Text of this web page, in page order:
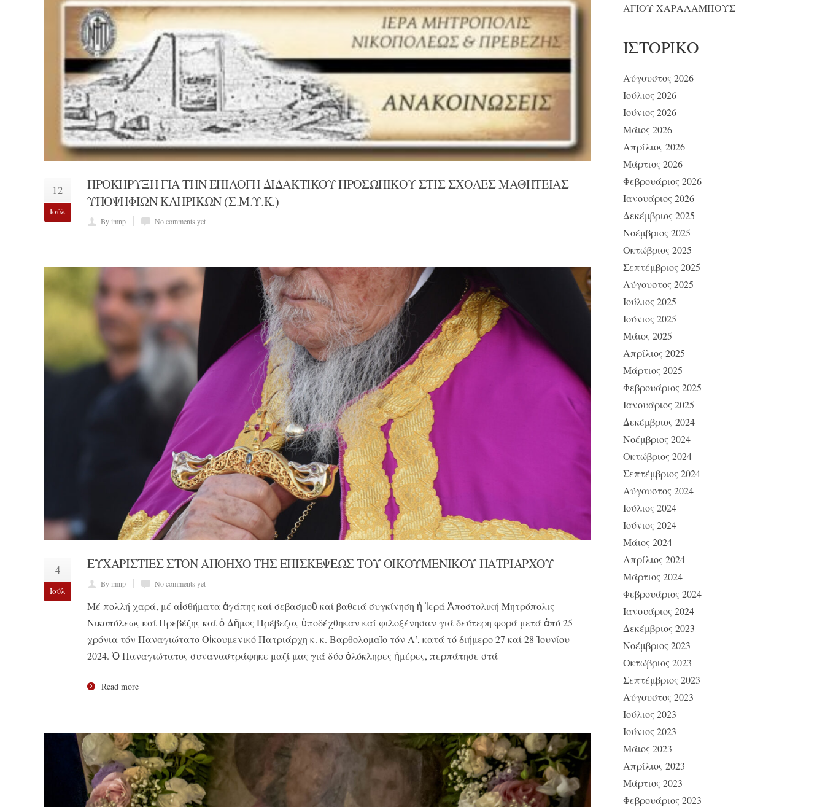
12
Ιούλ
ΠΡΟΚΗΡΥΞΗ ΓΙΑ ΤΗΝ ΕΠΙΛΟΓΗ ΔΙΔΑΚΤΙΚΟΥ ΠΡΟΣΩΠΙΚΟΥ ΣΤΙΣ ΣΧΟΛΕΣ ΜΑΘΗΤΕΙΑΣ
ΥΠΟΨΗΦΙΩΝ ΚΛΗΡΙΚΩΝ (Σ.Μ.Υ.Κ.)
By imnp No comments yet
4
Ιούλ
ΕΥΧΑΡΙΣΤΙΕΣ ΣΤΟΝ ΑΠΟΗΧΟ ΤΗΣ ΕΠΙΣΚΕΨΕΩΣ ΤΟΥ ΟΙΚΟΥΜΕΝΙΚΟΥ ΠΑΤΡΙΑΡΧΟΥ
By imnp No comments yet
Μέ πολλή χαρά, μέ αἰσθήματα ἀγάπης καί σεβασμοῦ καί βαθειά συγκίνηση ἡ Ἱερά Ἀποστολική Μητρόπολις
Νικοπόλεως καί Πρεβέζης καί ὁ Δῆμος Πρέβεζας ὑποδέχθηκαν καί φιλοξένησαν γιά δεύτερη φορά μετά ἀπό 25
χρόνια τόν Παναγιώτατο Οἰκουμενικό Πατριάρχη κ. κ. Βαρθολομαῖο τόν Α’, κατά τό διήμερο 27 καί 28 Ἰουνίου
2024. Ὁ Παναγιώτατος συναναστράφηκε μαζί μας γιά δύο ὁλόκληρες ἡμέρες, περπάτησε στά
Read more
ΑΓΙΟΥ ΧΑΡΑΛΑΜΠΟΥΣ
ΙΣΤΟΡΙΚΌ
Αύγουστος 2026
Ιούλιος 2026
Ιούνιος 2026
Μάιος 2026
Απρίλιος 2026
Μάρτιος 2026
Φεβρουάριος 2026
Ιανουάριος 2026
Δεκέμβριος 2025
Νοέμβριος 2025
Οκτώβριος 2025
Σεπτέμβριος 2025
Αύγουστος 2025
Ιούλιος 2025
Ιούνιος 2025
Μάιος 2025
Απρίλιος 2025
Μάρτιος 2025
Φεβρουάριος 2025
Ιανουάριος 2025
Δεκέμβριος 2024
Νοέμβριος 2024
Οκτώβριος 2024
Σεπτέμβριος 2024
Αύγουστος 2024
Ιούλιος 2024
Ιούνιος 2024
Μάιος 2024
Απρίλιος 2024
Μάρτιος 2024
Φεβρουάριος 2024
Ιανουάριος 2024
Δεκέμβριος 2023
Νοέμβριος 2023
Οκτώβριος 2023
Σεπτέμβριος 2023
Αύγουστος 2023
Ιούλιος 2023
Ιούνιος 2023
Μάιος 2023
Απρίλιος 2023
Μάρτιος 2023
Φεβρουάριος 2023